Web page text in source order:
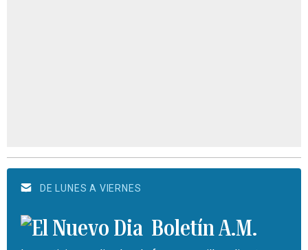
DE LUNES A VIERNES
Boletín A.M.